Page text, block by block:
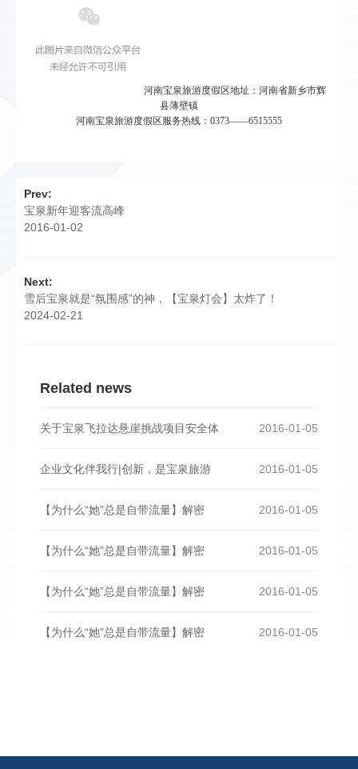
河南宝泉旅游度假区地址：河南省新乡市辉
县薄壁镇
河南宝泉旅游度假区服务热线：0373——6515555
Prev:
宝泉新年迎客流高峰
2016-01-02
Next:
雪后宝泉就是“氛围感”的神，【宝泉灯会】太炸了！
2024-02-21
Related news
2016-01-05
关于宝泉飞拉达悬崖挑战项目安全体
2016-01-05
企业文化伴我行|创新，是宝泉旅游
2016-01-05
【为什么“她”总是自带流量】解密
2016-01-05
【为什么“她”总是自带流量】解密
2016-01-05
【为什么“她”总是自带流量】解密
2016-01-05
【为什么“她”总是自带流量】解密